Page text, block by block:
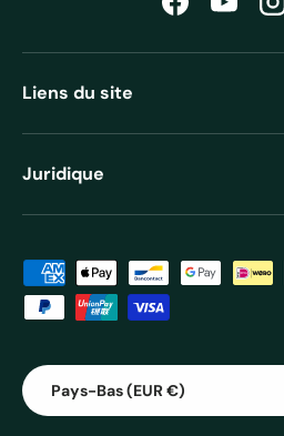
Facebook
Liens du site
Juridique
Moyens de paiement acceptés
Pays
Pays-Bas (EUR €)